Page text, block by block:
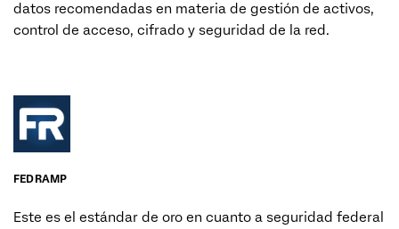
datos recomendadas en materia de gestión de activos,
control de acceso, cifrado y seguridad de la red.
FEDRAMP
Este es el estándar de oro en cuanto a seguridad federal